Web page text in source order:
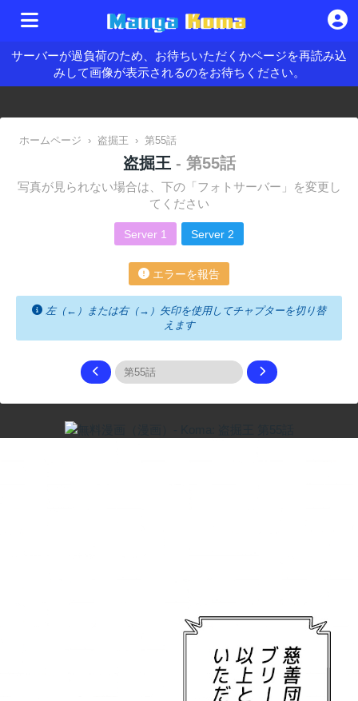
サーバーが過負荷のため、お待ちいただくかページを再読み込
みして画像が表示されるのをお待ちください。
ホームページ › 盗掘王 › 第55話
盗掘王 - 第55話
写真が見られない場合は、下の「フォトサーバー」を変更し
てください
Server 1 Server 2
エラーを報告
左（←）または右（→）矢印を使用してチャプターを切り替
えます